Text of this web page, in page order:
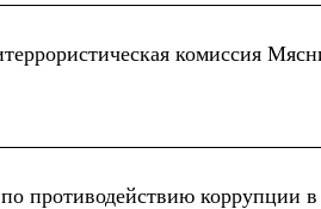
комиссия
противодействию коррупции